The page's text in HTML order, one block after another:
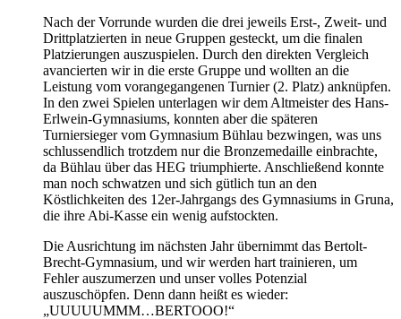
Nach der Vorrunde wurden die drei jeweils Erst-, Zweit- und
Drittplatzierten in neue Gruppen gesteckt, um die finalen
Platzierungen auszuspielen. Durch den direkten Vergleich
avancierten wir in die erste Gruppe und wollten an die
Leistung vom vorangegangenen Turnier (2. Platz) anknüpfen.
In den zwei Spielen unterlagen wir dem Altmeister des Hans-
Erlwein-Gymnasiums, konnten aber die späteren
Turniersieger vom Gymnasium Bühlau bezwingen, was uns
schlussendlich trotzdem nur die Bronzemedaille einbrachte,
da Bühlau über das HEG triumphierte. Anschließend konnte
man noch schwatzen und sich gütlich tun an den
Köstlichkeiten des 12er-Jahrgangs des Gymnasiums in Gruna,
die ihre Abi-Kasse ein wenig aufstockten.
Die Ausrichtung im nächsten Jahr übernimmt das Bertolt-
Brecht-Gymnasium, und wir werden hart trainieren, um
Fehler auszumerzen und unser volles Potenzial
auszuschöpfen. Denn dann heißt es wieder:
„UUUUUMMM…BERTOOO!“